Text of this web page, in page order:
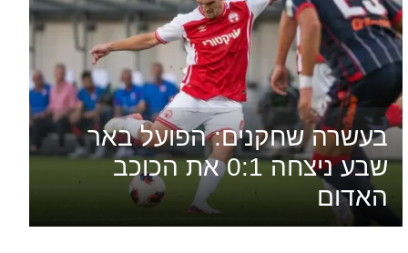
שבע ניצחה 0:1 את הכוכב
האדום